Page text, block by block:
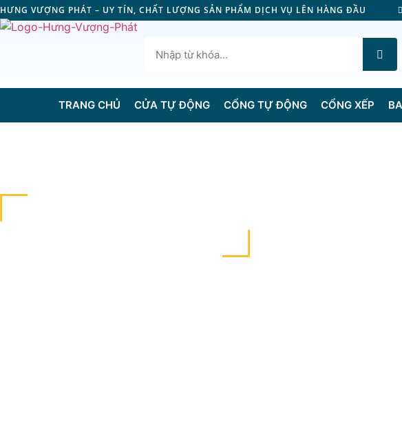
HƯNG VƯỢNG PHÁT – UY TÍN, CHẤT LƯỢNG SẢN PHẨM DỊCH VỤ LÊN HÀNG ĐẦU
TRANG CHỦ CỬA TỰ ĐỘNG CỔNG TỰ ĐỘNG CỔNG XẾP